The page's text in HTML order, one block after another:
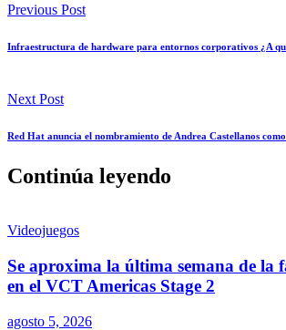
Previous Post
Infraestructura de hardware para entornos corporativos ¿A
Next Post
Red Hat anuncia el nombramiento de Andrea Castellanos
Continúa leyendo
Videojuegos
Se aproxima la última semana de la
en el VCT Americas Stage 2
agosto 5, 2026